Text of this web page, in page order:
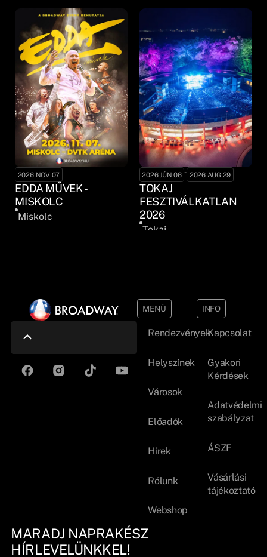
2026 NOV 07
EDDA MŰVEK -
MISKOLC
Miskolc
2026 JÚN 06 - 2026 AUG 29
TOKAJ
FESZTIVÁLKATLAN
2026
Tokaj
MENÜ
Rendezvények
Helyszínek
Városok
Előadók
Hírek
Rólunk
Webshop
INFO
Kapcsolat
Gyakori
Kérdések
Adatvédelmi
szabályzat
ÁSZF
Vásárlási
tájékoztató
MARADJ NAPRAKÉSZ
HÍRLEVELÜNKKEL!